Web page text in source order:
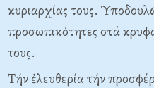
κυριαρχίας τους.
προσωπικότητες στά
τους.
Tήν ἐλευθερία τήν